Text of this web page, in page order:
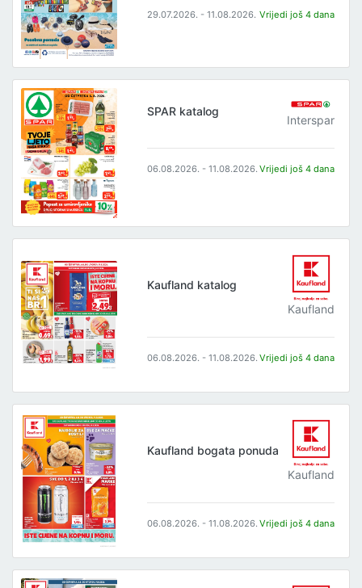
29.07.2026. - 11.08.2026. Vrijedi još 4 dana
SPAR katalog
Interspar
06.08.2026. - 11.08.2026. Vrijedi još 4 dana
Kaufland katalog
Kaufland
06.08.2026. - 11.08.2026. Vrijedi još 4 dana
Kaufland bogata ponuda
Kaufland
06.08.2026. - 11.08.2026. Vrijedi još 4 dana